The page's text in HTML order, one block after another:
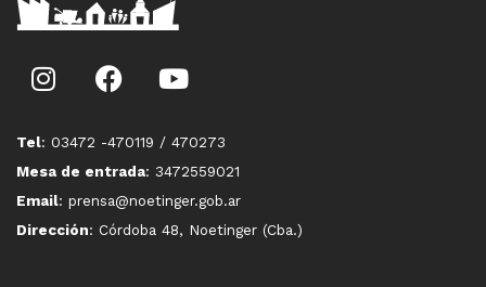
Tel: 03472 -470119 / 470273
Mesa de entrada: 3472559021
Email: prensa@noetinger.gob.ar
Dirección: Córdoba 48, Noetinger (Cba.)